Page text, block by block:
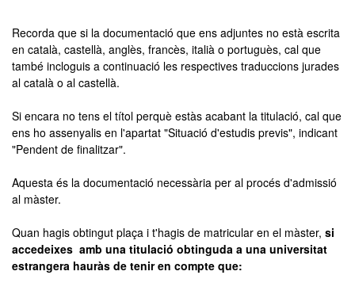
Recorda que si la documentació que ens adjuntes no està escrita
en català, castellà, anglès, francès, italià o portuguès, cal que
també incloguis a continuació les respectives traduccions jurades
al català o al castellà.
Si encara no tens el títol perquè estàs acabant la titulació, cal que
ens ho assenyalis en l'apartat "Situació d'estudis previs", indicant
"Pendent de finalitzar".
Aquesta és la documentació necessària per al procés d'admissió
al màster.
Quan hagis obtingut plaça i t'hagis de matricular en el màster, si
accedeixes amb una titulació obtinguda a una universitat
estrangera hauràs de tenir en compte que: